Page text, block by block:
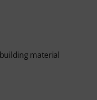
material